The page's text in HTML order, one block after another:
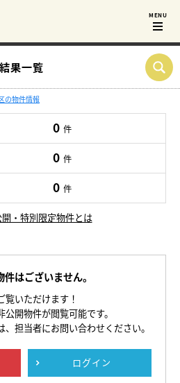
果一覧
の物件情報
0 件
0 件
0 件
・特別限定物件とは
はございません。
いただけます！
開物件が閲覧可能です。
担当者にお問い合わせください。
ログイン